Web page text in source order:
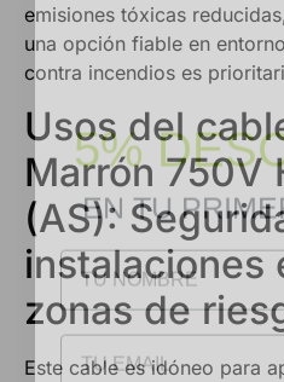
emisiones tóxicas
una opción fiable en
contra incendios es
Usos del
Marrón 750V
(AS):
instalaciones
zonas de
Este cable es idóneo para
5%
EN TU
NOMBRE
Email